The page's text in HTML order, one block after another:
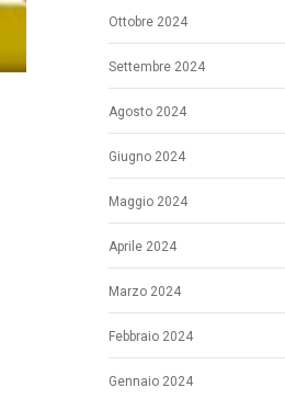
Ottobre 2024
Settembre 2024
Agosto 2024
Giugno 2024
Maggio 2024
Aprile 2024
Marzo 2024
Febbraio 2024
Gennaio 2024